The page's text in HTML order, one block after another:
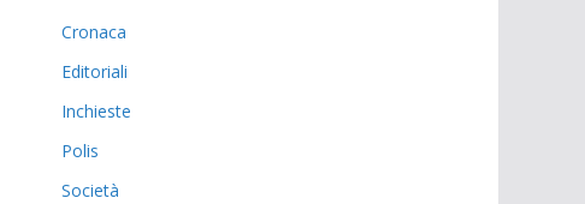
Cronaca
Editoriali
Inchieste
Polis
Società